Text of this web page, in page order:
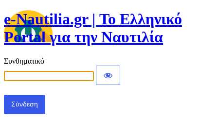
e-Nautilia.gr | Το Ελληνικό
Portal για την Ναυτιλία
Συνθηματικό